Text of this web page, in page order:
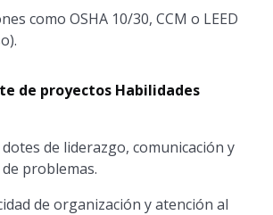
como OSHA 10/30, CCM o LEED
de proyectos Habilidades
dotes de liderazgo, comunicación y
problemas.
de organización y atención al